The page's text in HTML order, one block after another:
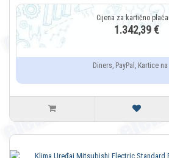
1.342,39 €
Diners, PayPal, Kartice